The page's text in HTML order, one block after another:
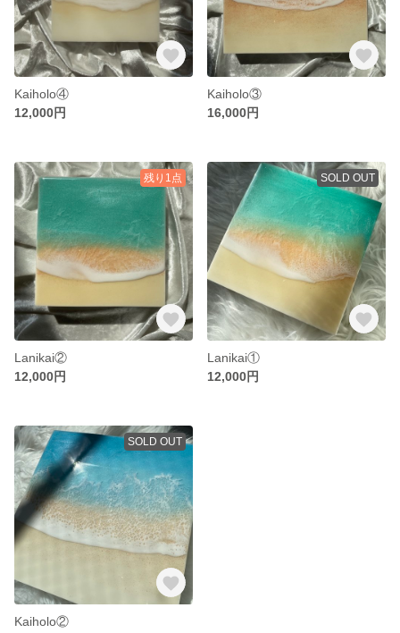
Kaiholo④
12,000円
Kaiholo③
16,000円
残り1点
Lanikai②
12,000円
SOLD OUT
Lanikai①
12,000円
SOLD OUT
Kaiholo②